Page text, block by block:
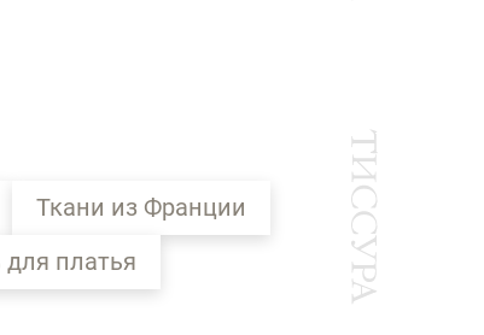
Ткани из Франции
для платья